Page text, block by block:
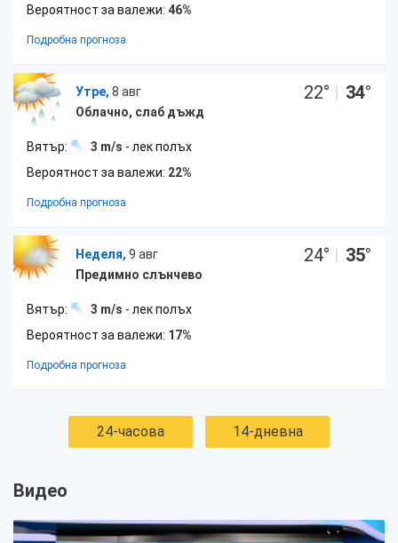
Вероятност за валежи: 46%
Подробна прогноза
Утре, 8 авг
Облачно, слаб дъжд
22° | 34°
Вятър: 3 m/s - лек полъх
Вероятност за валежи: 22%
Подробна прогноза
Неделя, 9 авг
Предимно слънчево
24° | 35°
Вятър: 3 m/s - лек полъх
Вероятност за валежи: 17%
Подробна прогноза
24-часова 14-дневна
Видео